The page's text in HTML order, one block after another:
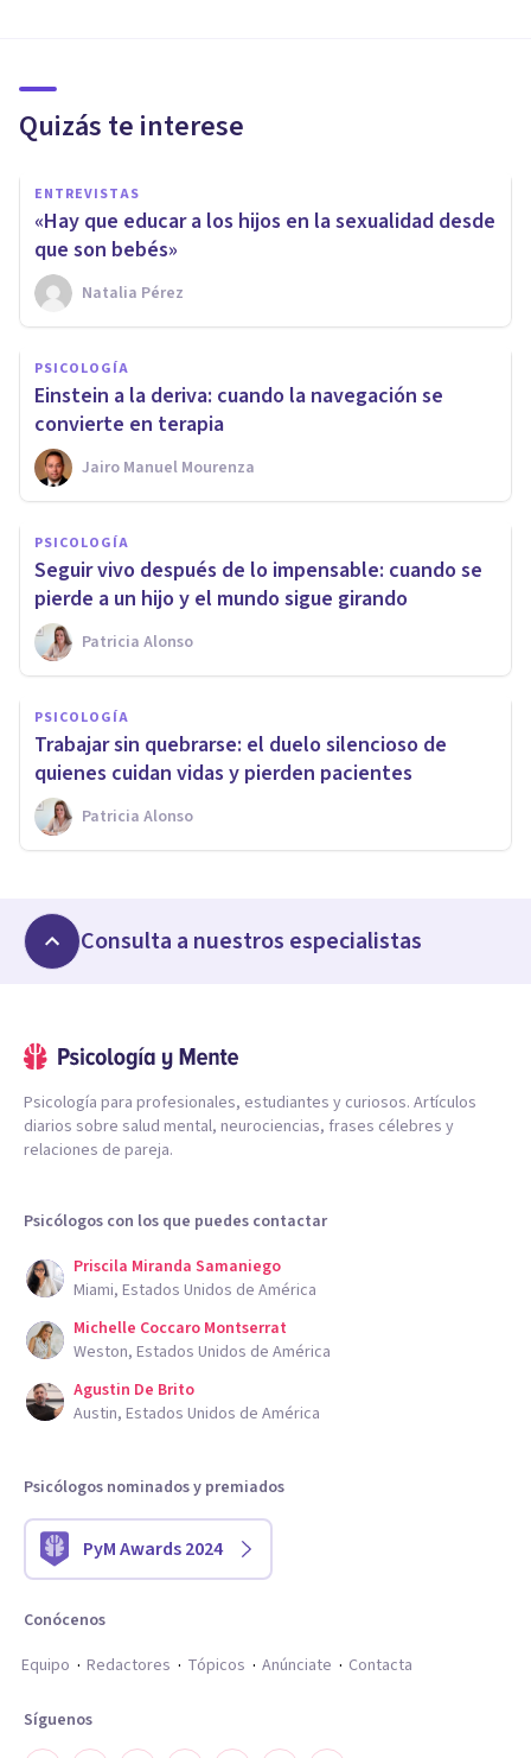
Quizás te interese
ENTREVISTAS
«Hay que educar a los hijos en la sexualidad desde
que son bebés»
Natalia Pérez
PSICOLOGÍA
Einstein a la deriva: cuando la navegación se
convierte en terapia
Jairo Manuel Mourenza
PSICOLOGÍA
Seguir vivo después de lo impensable: cuando se
pierde a un hijo y el mundo sigue girando
Patricia Alonso
PSICOLOGÍA
Trabajar sin quebrarse: el duelo silencioso de
quienes cuidan vidas y pierden pacientes
Patricia Alonso
Consulta a nuestros especialistas
Psicología para profesionales, estudiantes y curiosos. Artículos
diarios sobre salud mental, neurociencias, frases célebres y
relaciones de pareja.
Psicólogos con los que puedes contactar
Priscila Miranda Samaniego
Miami, Estados Unidos de América
Michelle Coccaro Montserrat
Weston, Estados Unidos de América
Agustin De Brito
Austin, Estados Unidos de América
Psicólogos nominados y premiados
PyM Awards 2024
Conócenos
Equipo
Redactores Tópicos Anúnciate Contacta
Síguenos